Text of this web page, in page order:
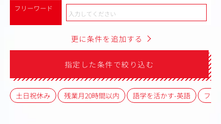
フリーワード
更に条件を追加する
指定した条件で絞り込む
土日祝休み 残業月20時間以内 語学を活かす-英語 フレ